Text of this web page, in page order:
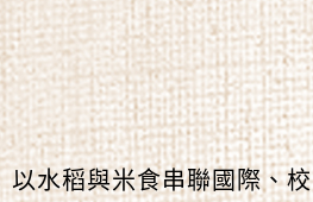
以水稻與米食串聯國際、校